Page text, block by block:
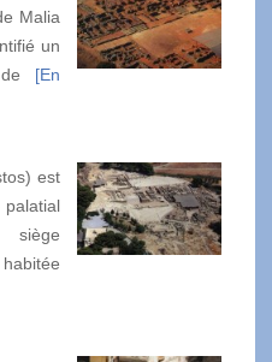
Malia
un
[En
est
palatial
siège